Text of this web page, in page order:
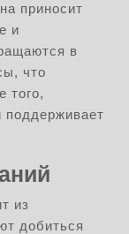
приносит
и
в
что
того,
поддерживает
из
добиться